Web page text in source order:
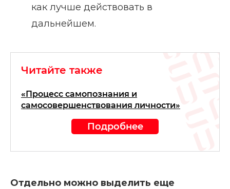
как лучше действовать в
дальнейшем.
Читайте также
«Процесс самопознания и
самосовершенствования личности»
Подробнее
Отдельно можно выделить еще